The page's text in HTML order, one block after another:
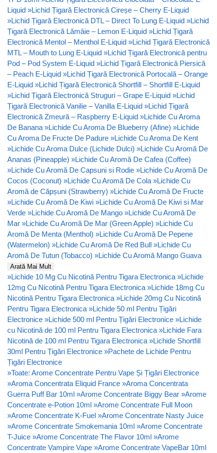
Liquid »Lichid Țigară Electronică Cireșe – Cherry E-Liquid
»Lichid Țigară Electronică DTL – Direct To Lung E-Liquid »Lichid
Țigară Electronică Lămâie – Lemon E-Liquid »Lichid Țigară
Electronică Mentol – Menthol E-Liquid »Lichid Țigară Electronică
MTL – Mouth to Lung E-Liquid »Lichid Țigară Electronică pentru
Pod – Pod System E-Liquid »Lichid Țigară Electronică Piersică
– Peach E-Liquid »Lichid Țigară Electronică Portocală – Orange
E-Liquid »Lichid Țigară Electronică Shortfill – Shortfill E-Liquid
»Lichid Țigară Electronică Struguri – Grape E-Liquid »Lichid
Țigară Electronică Vanilie – Vanilla E-Liquid »Lichid Țigară
Electronică Zmeură – Raspberry E-Liquid »Lichide Cu Aroma
De Banana »Lichide Cu Aroma De Blueberry (Afine) »Lichide
Cu Aroma De Fructe De Padure »Lichide Cu Aroma De Kent
»Lichide Cu Aroma Dulce (Lichide Dulci) »Lichide Cu Aromă De
Ananas (Pineapple) »Lichide Cu Aromă De Cafea (Coffee)
»Lichide Cu Aromă De Capsuni si Rodie »Lichide Cu Aromă De
Cocos (Coconut) »Lichide Cu Aromă De Cola »Lichide Cu
Aromă de Căpșuni (Strawberry) »Lichide Cu Aromă De Fructe
»Lichide Cu Aromă De Kiwi »Lichide Cu Aromă De Kiwi si Mar
Verde »Lichide Cu Aromă De Mango »Lichide Cu Aromă De
Mar »Lichide Cu Aromă De Mar (Green Apple) »Lichide Cu
Aromă De Menta (Menthol) »Lichide Cu Aromă De Pepene
(Watermelon) »Lichide Cu Aromă De Red Bull »Lichide Cu
Aromă De Tutun (Tobacco) »Lichide Cu Aromă Mango Guava
Arată Mai Mult
»Lichide 10 Mg Cu Nicotină Pentru Tigara Electronica »Lichide
12mg Cu Nicotină Pentru Tigara Electronica »Lichide 18mg Cu
Nicotină Pentru Tigara Electronica »Lichide 20mg Cu Nicotină
Pentru Tigara Electronica »Lichide 50 ml Pentru Țigări
Electronice »Lichide 500 ml Pentru Țigări Electronice »Lichide
cu Nicotină de 100 ml Pentru Tigara Electronica »Lichide Fara
Nicotină de 100 ml Pentru Tigara Electronica »Lichide Shortfill
30ml Pentru Țigări Electronice »Pachete de Lichide Pentru
Țigări Electronice
»Toate: Arome Concentrate Pentru Vape Și Țigări Electronice
»Aroma Concentrata Eliquid France »Aroma Concentrata
Guerra Puff Bar 10ml »Arome Concentrate Biggy Bear »Arome
Concentrate e-Potion 10ml »Arome Concentrate Full Moon
»Arome Concentrate K-Fuel »Arome Concentrate Nasty Juice
»Arome Concentrate Smokemania 10ml »Arome Concentrate
T-Juice »Arome Concentrate The Flavor 10ml »Arome
Concentrate Vampire Vape »Arome Concentrate VapeBar 10ml